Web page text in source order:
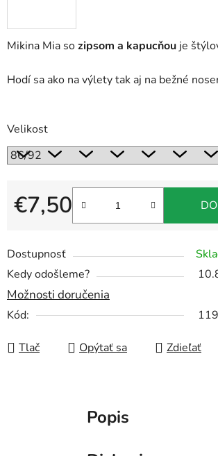
Mikina Mia sozipsom a kapucňou je
Hodí sa ako na výlety tak aj na bežné
Velikost
Dostupnosť
Kedy odošleme?
Možnosti doručenia
Kód:
€7,50
Jednotková cena:
Tlač Opýtať sa Zdieľať
Popis